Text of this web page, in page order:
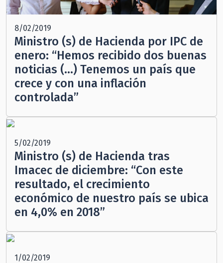
8/02/2019
Ministro (s) de Hacienda por IPC de
enero: “Hemos recibido dos buenas
noticias (…) Tenemos un país que
crece y con una inflación
controlada”
5/02/2019
Ministro (s) de Hacienda tras
Imacec de diciembre: “Con este
resultado, el crecimiento
económico de nuestro país se ubica
en 4,0% en 2018”
1/02/2019